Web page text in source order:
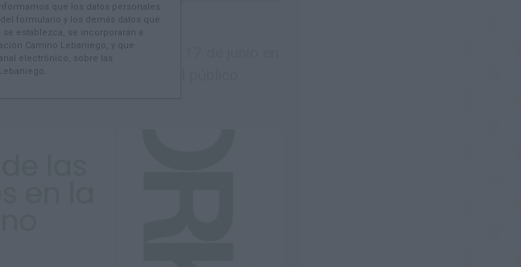
se reunirán los días 16 y 17 de junio en
está abierto a todo el público
que los datos personales
formulario y los demás datos que
establezca, se incorporarán a
Camino Lebaniego, y que
electrónico, sobre las